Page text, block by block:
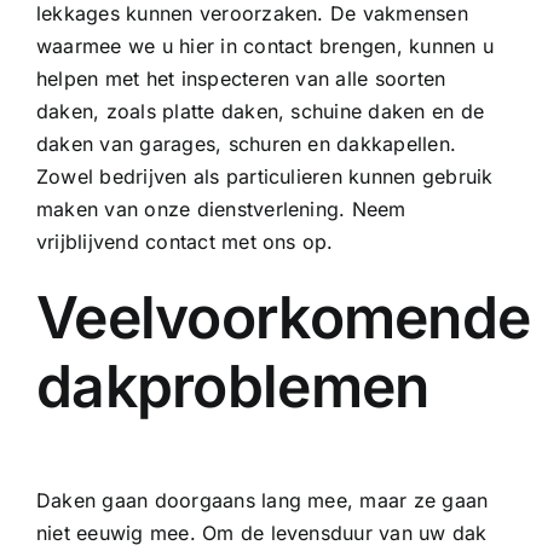
lekkages kunnen veroorzaken. De vakmensen
waarmee we u hier in contact brengen, kunnen u
helpen met het inspecteren van alle soorten
daken, zoals platte daken, schuine daken en de
daken van garages, schuren en dakkapellen.
Zowel bedrijven als particulieren kunnen gebruik
maken van onze dienstverlening. Neem
vrijblijvend contact met ons op.
Veelvoorkomende
dakproblemen
Daken gaan doorgaans lang mee, maar ze gaan
niet eeuwig mee. Om de levensduur van uw dak